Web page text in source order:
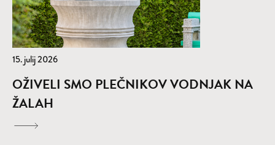
15. julij 2026
OŽIVELI SMO PLEČNIKOV VODNJAK NA
ŽALAH